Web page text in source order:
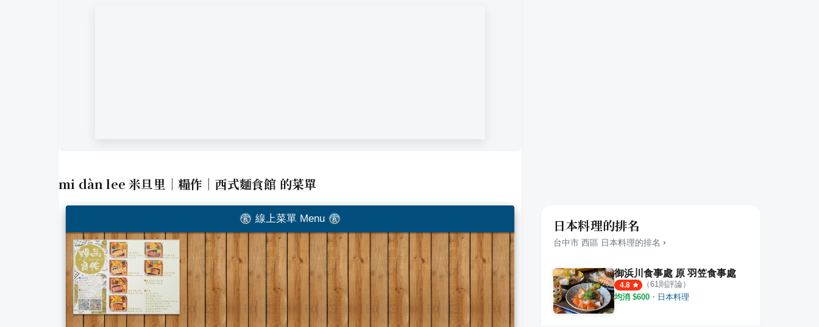
mi dàn lee 米旦里｜糧作｜西式麵食館 的菜單
線上菜單 Menu 日本料理的排名
台中市 西區 日本料理的排名 ›
御浜川食事處 原 羽笠食事處
4.8 （61則評論）
均消 $600 ・ 日本料理